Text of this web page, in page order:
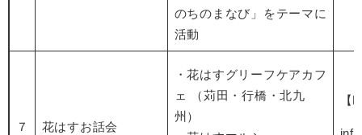
のちのまなび」をテーマに
活動
７ 花はすお話会
・花はすグリーフケアカフ
ェ （苅田・行橋・北九
州）
【